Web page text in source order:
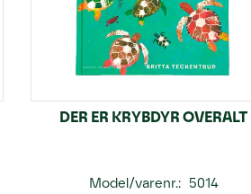
DER ER KRYBDYR OVERALT
Model/varenr.: 5014